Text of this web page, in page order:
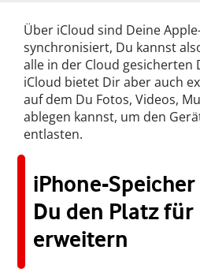
Über iCloud sind Deine
synchronisiert, Du kannst
alle in der Cloud gesicherten
iCloud bietet Dir aber auch
auf dem Du Fotos, Videos,
ablegen kannst, um den
entlasten.
iPhone-
Du den Platz für
erweitern